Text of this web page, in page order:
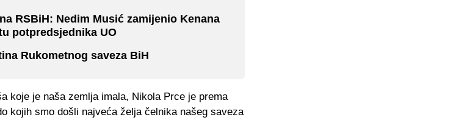
RSBiH: Nedim Musić zamijenio Kenana
potpredsjednika UO
Rukometnog saveza BiH
koje je naša zemlja imala, Nikola Prce je prema
kojih smo došli najveća želja čelnika našeg saveza